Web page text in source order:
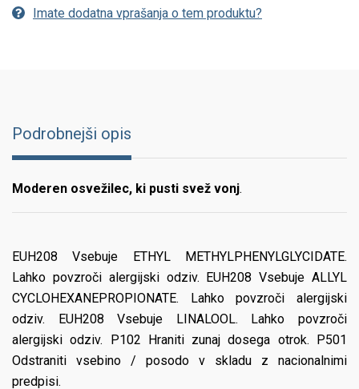
Imate dodatna vprašanja o tem produktu?
Podrobnejši opis
Moderen osvežilec, ki pusti svež vonj.
EUH208 Vsebuje ETHYL METHYLPHENYLGLYCIDATE.
Lahko povzroči alergijski odziv. EUH208 Vsebuje ALLYL
CYCLOHEXANEPROPIONATE. Lahko povzroči alergijski
odziv. EUH208 Vsebuje LINALOOL. Lahko povzroči
alergijski odziv. P102 Hraniti zunaj dosega otrok. P501
Odstraniti vsebino / posodo v skladu z nacionalnimi
predpisi.